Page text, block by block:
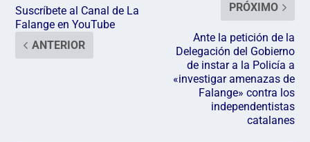
Suscríbete al Canal de La
Falange en YouTube
ANTERIOR
PRÓXIMO
Ante la petición de la
Delegación del Gobierno
de instar a la Policía a
«investigar amenazas de
Falange» contra los
independentistas
catalanes